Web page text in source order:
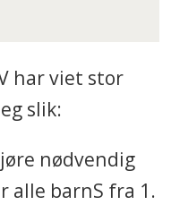
har viet stor
slik:
nødvendig
alle barnS fra 1.